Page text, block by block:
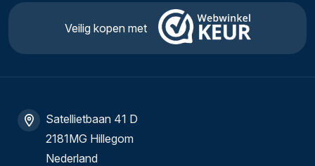
Veilig kopen met
Satellietbaan 41 D
2181MG Hillegom
Nederland